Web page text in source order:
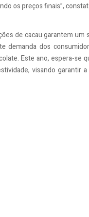
os preços finais”,
de cacau garantem um
demanda dos
Este ano, espera-se
visando garantir a